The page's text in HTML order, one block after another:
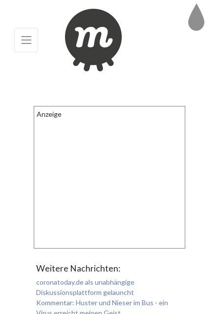
Anzeige
Weitere Nachrichten:
coronatoday.de als unabhängige
Diskussionsplattform gelauncht
Kommentar: Huster und Nieser im Bus - ein